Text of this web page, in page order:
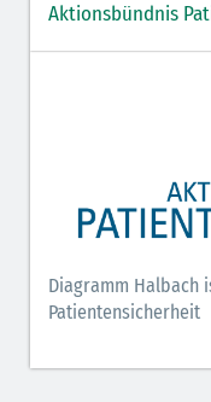
Aktionsbündnis
Diagramm Halbach
Patientensicherheit